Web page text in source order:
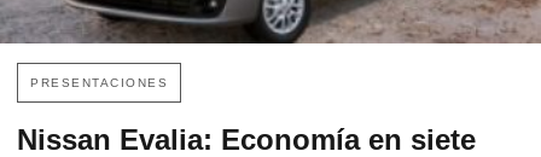
PRESENTACIONES
Nissan Evalia: Economía en siete